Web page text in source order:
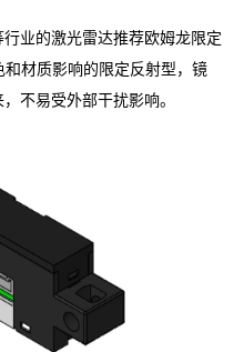
业的激光雷达推荐欧姆龙限定
和材质影响的限定反射型，镜
不易受外部干扰影响。